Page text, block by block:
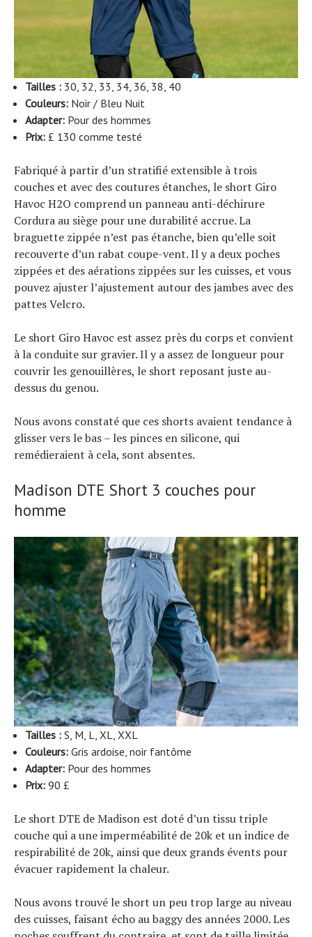
Tailles : 30, 32, 33, 34, 36, 38, 40
Couleurs: Noir / Bleu Nuit
Adapter: Pour des hommes
Prix: £ 130 comme testé
Fabriqué à partir d’un stratifié extensible à trois
couches et avec des coutures étanches, le short Giro
Havoc H2O comprend un panneau anti-déchirure
Cordura au siège pour une durabilité accrue. La
braguette zippée n’est pas étanche, bien qu’elle soit
recouverte d’un rabat coupe-vent. Il y a deux poches
zippées et des aérations zippées sur les cuisses, et vous
pouvez ajuster l’ajustement autour des jambes avec des
pattes Velcro.
Le short Giro Havoc est assez près du corps et convient
à la conduite sur gravier. Il y a assez de longueur pour
couvrir les genouillères, le short reposant juste au-
dessus du genou.
Nous avons constaté que ces shorts avaient tendance à
glisser vers le bas – les pinces en silicone, qui
remédieraient à cela, sont absentes.
Madison DTE Short 3 couches pour
homme
Tailles : S, M, L, XL, XXL
Couleurs: Gris ardoise, noir fantôme
Adapter: Pour des hommes
Prix: 90 £
Le short DTE de Madison est doté d’un tissu triple
couche qui a une imperméabilité de 20k et un indice de
respirabilité de 20k, ainsi que deux grands évents pour
évacuer rapidement la chaleur.
Nous avons trouvé le short un peu trop large au niveau
des cuisses, faisant écho au baggy des années 2000. Les